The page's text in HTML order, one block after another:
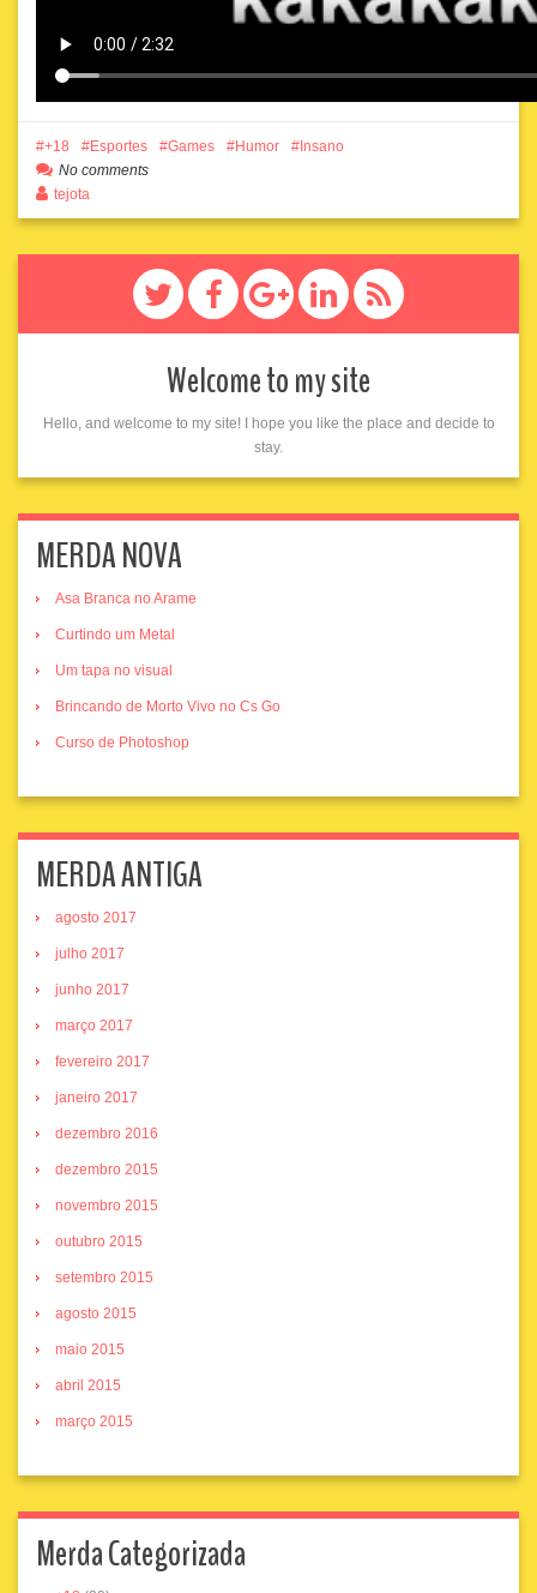
+18 Esportes Games Humor
Insano
No comments
tejota
Welcome to my site
Hello, and welcome to my site! I hope you like the place and decide to
stay.
MERDA NOVA
Asa Branca no Arame
Curtindo um Metal
Um tapa no visual
Brincando de Morto Vivo no Cs Go
Curso de Photoshop
MERDA ANTIGA
agosto 2017
julho 2017
junho 2017
março 2017
fevereiro 2017
janeiro 2017
dezembro 2016
dezembro 2015
novembro 2015
outubro 2015
setembro 2015
agosto 2015
maio 2015
abril 2015
março 2015
Merda Categorizada